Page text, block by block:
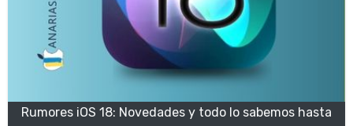
Rumores iOS 18: Novedades y todo lo sabemos hasta